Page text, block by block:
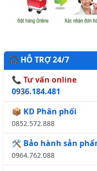
🎧 HỖ TRỢ 24/7
📞 Tư vấn online
0936.184.481
📦 KD Phân phối
0852.572.888
🛠️ Bảo hành sản
0964.762.088